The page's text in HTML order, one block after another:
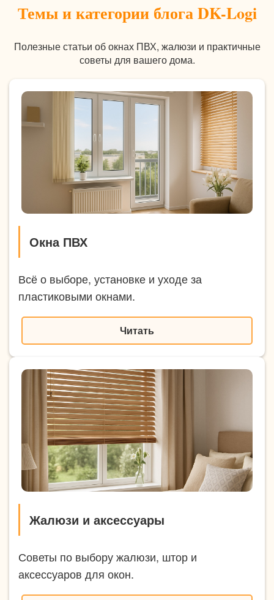
Темы и категории блога DK-Logi
Полезные статьи об окнах ПВХ, жалюзи и практичные
советы для вашего дома.
Окна ПВХ
Всё о выборе, установке и уходе за
пластиковыми окнами.
Читать
Жалюзи и аксессуары
Советы по выбору жалюзи, штор и
аксессуаров для окон.